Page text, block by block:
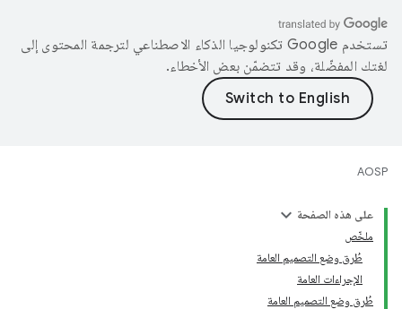
تستخدم Google تكنولوجيا الذكاء الاصطناعي لترجمة المحتوى إلى
لغتك المفضّلة، وقد تتضمّن بعض الأخطاء.
AOSP
على هذه الصفحة
ملخّص
طُرق وضع التصميم العامة
الإجراءات العامة
طُرق وضع التصميم العامة